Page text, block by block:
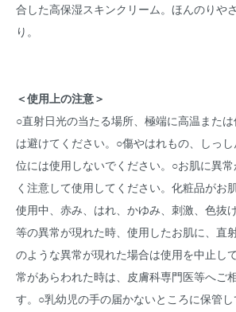
合した高保湿スキンクリーム。ほんのりや
り。
＜使用上の注意＞
○直射日光の当たる場所、極端に高温また
は避けてください。○傷やはれもの、しっ
位には使用しないでください。○お肌に異
く注意して使用してください。化粧品がお
使用中、赤み、はれ、かゆみ、刺激、色抜
等の異常が現れた時、使用したお肌に、直
のような異常が現れた場合は使用を中止し
常があらわれた時は、皮膚科専門医等へご
す。○乳幼児の手の届かないところに保管